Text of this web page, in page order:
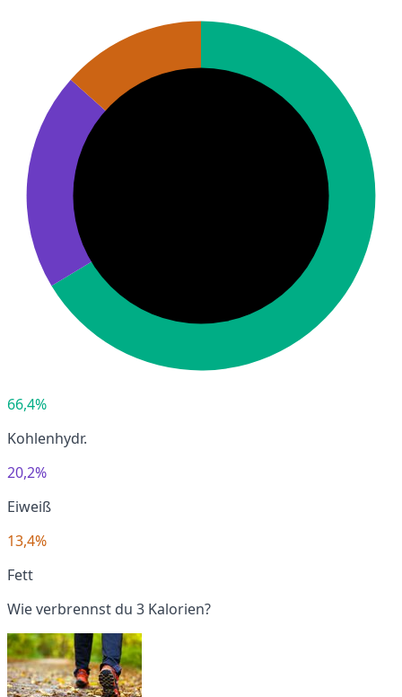
66,4%
Kohlenhydr.
20,2%
Eiweiß
13,4%
Fett
Wie verbrennst du 3 Kalorien?